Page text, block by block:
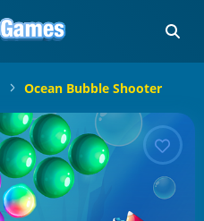
Ocean Bubble Shooter